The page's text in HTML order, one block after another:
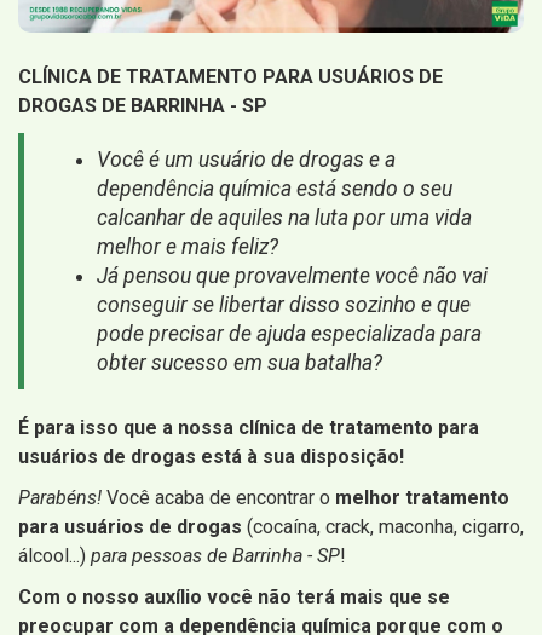
CLÍNICA DE TRATAMENTO PARA USUÁRIOS DE
DROGAS DE BARRINHA - SP
Você é um usuário de drogas e a
dependência química está sendo o seu
calcanhar de aquiles na luta por uma vida
melhor e mais feliz?
Já pensou que provavelmente você não vai
conseguir se libertar disso sozinho e que
pode precisar de ajuda especializada para
obter sucesso em sua batalha?
É para isso que a nossa clínica de tratamento para
usuários de drogas está à sua disposição!
Parabéns! Você acaba de encontrar o melhor tratamento
para usuários de drogas (cocaína, crack, maconha, cigarro,
álcool...) para pessoas de Barrinha - SP!
Com o nosso auxílio você não terá mais que se
preocupar com a dependência química porque com o